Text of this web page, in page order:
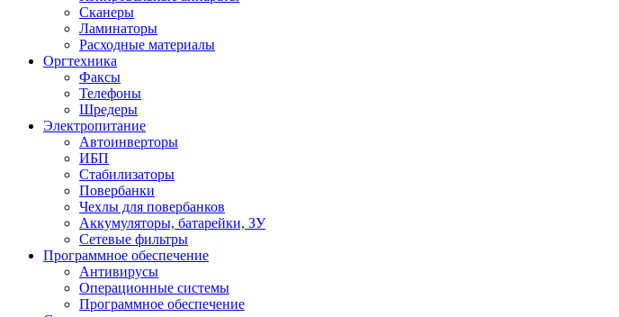
Сканеры
Ламинаторы
Расходные материалы
Оргтехника
Факсы
Телефоны
Шредеры
Электропитание
Автоинверторы
ИБП
Стабилизаторы
Повербанки
Чехлы для повербанков
Аккумуляторы, батарейки, ЗУ
Сетевые фильтры
Программное обеспечение
Антивирусы
Операционные системы
Программное обеспечение